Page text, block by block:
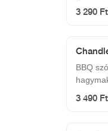
3 290 Ft
BBQ
3 490 Ft